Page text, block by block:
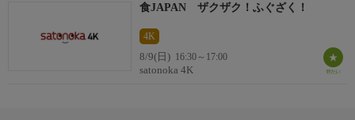
食JAPAN ザクザク！ふぐざく！
4K
8/9(日) 16:30～17:00
satonoka 4K